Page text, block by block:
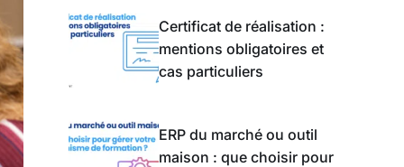
Certificat de réalisation :
mentions obligatoires et
cas particuliers
ERP du marché ou outil
maison : que choisir pour